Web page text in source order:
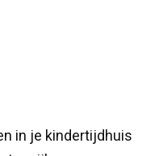
in je kindertijdhuis